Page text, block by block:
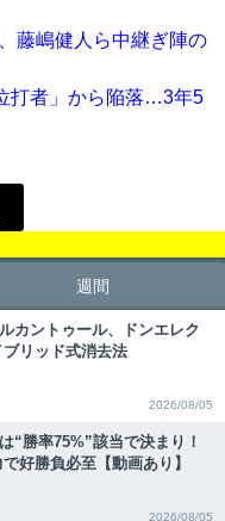
藤嶋健人ら中継ぎ陣の
打者」から陥落…3年5
週間
カントゥール、ドンエレク
リッド式消去法
2026/08/05
“勝率75%”該当で決まり！
好勝負必至【動画あり】
2026/08/05